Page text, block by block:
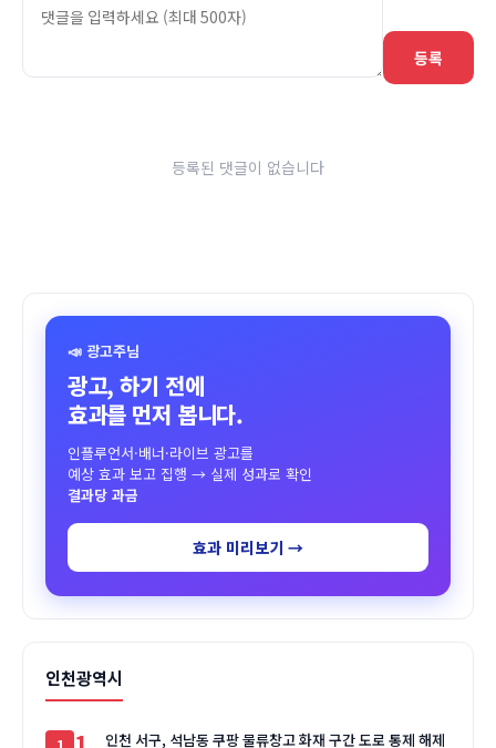
등록
등록된 댓글이 없습니다
📣 광고주님
광고, 하기 전에
효과를 먼저 봅니다.
인플루언서·배너·라이브 광고를
예상 효과 보고 집행 → 실제 성과로 확인
결과당 과금
효과 미리보기 →
인천광역시
인천 서구, 석남동 쿠팡 물류창고 화재 구간 도로 통제 해제